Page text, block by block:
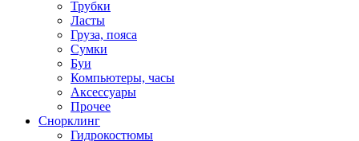
Трубки
Ласты
Груза, пояса
Сумки
Буи
Компьютеры, часы
Аксессуары
Прочее
Снорклинг
Гидрокостюмы